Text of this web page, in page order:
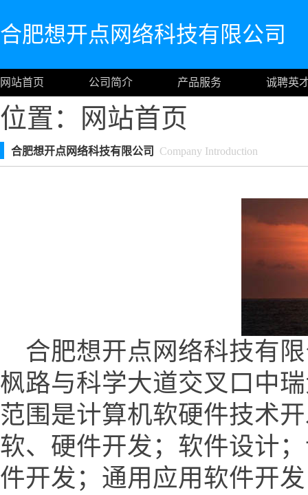
合肥想开点网络科技有限公司
网站首页 公司简介 产品服务 诚聘英
位置： 网站首页
合肥想开点网络科技有限公司 Company Introduction
合肥想开点网络科技有
枫路与科学大道交叉口中
范围是计算机软硬件技术
软、硬件开发；软件设计
件开发；通用应用软件开